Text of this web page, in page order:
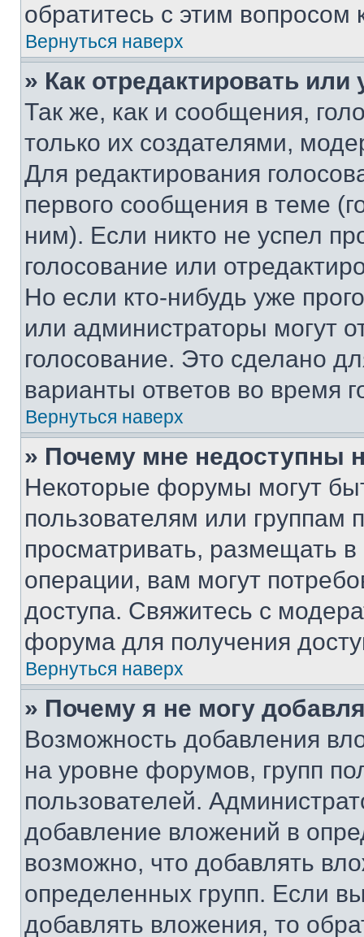
обратитесь с этим вопросом
Вернуться наверх
» Как отредактировать
Так же, как и сообщения,
только их создателями,
Для редактирования
первого сообщения в теме
ним). Если никто не успел
голосование или
Но если кто-нибудь уже
или администраторы могут
голосование. Это сделано
варианты ответов во время
Вернуться наверх
» Почему мне недоступны
Некоторые форумы могут
пользователям или группам
просматривать, размещать
операции, вам могут
доступа. Свяжитесь с
форума для получения
Вернуться наверх
» Почему я не могу
Возможность добавления
на уровне форумов, групп
пользователей.
добавление вложений в
возможно, что добавлять
определенных групп. Если
добавлять вложения, то